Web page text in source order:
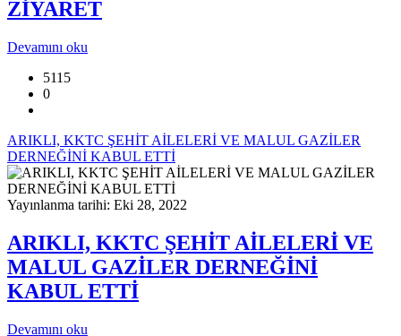
ZİYARET
Devamını oku
5115
0
ARIKLI, KKTC ŞEHİT AİLELERİ VE MALUL GAZİLER
DERNEĞİNİ KABUL ETTİ
Yayınlanma tarihi: Eki 28, 2022
ARIKLI, KKTC ŞEHİT AİLELERİ VE
MALUL GAZİLER DERNEĞİNİ
KABUL ETTİ
Devamını oku